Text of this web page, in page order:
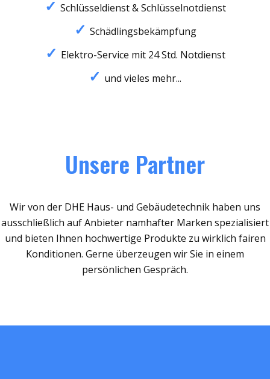
Schlüsseldienst & Schlüsselnotdienst
Schädlingsbekämpfung
Elektro-Service mit 24 Std. Notdienst
und vieles mehr...
Unsere Partner
Wir von der DHE Haus- und Gebäudetechnik haben uns
ausschließlich auf Anbieter namhafter Marken spezialisiert
und bieten Ihnen hochwertige Produkte zu wirklich fairen
Konditionen. Gerne überzeugen wir Sie in einem
persönlichen Gespräch.